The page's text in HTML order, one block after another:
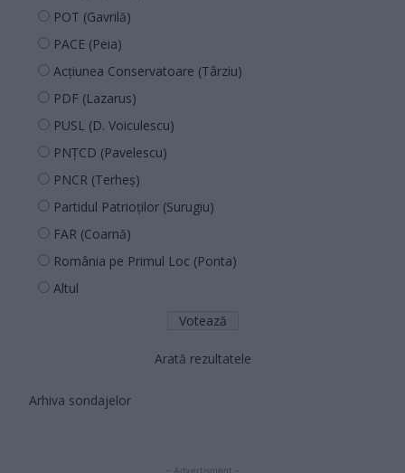
POT (Gavrilă)
PACE (Peia)
Acțiunea Conservatoare (Târziu)
PDF (Lazarus)
PUSL (D. Voiculescu)
PNȚCD (Pavelescu)
PNCR (Terheș)
Partidul Patrioților (Surugiu)
FAR (Coarnă)
România pe Primul Loc (Ponta)
Altul
Arată rezultatele
Arhiva sondajelor
- Advertisment -